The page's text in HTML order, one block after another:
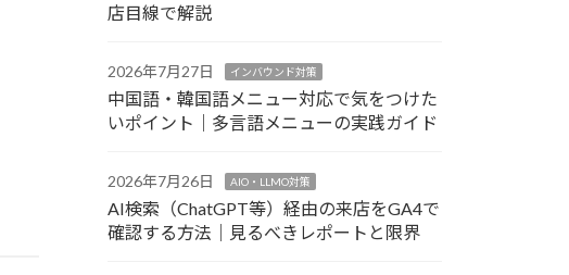
店目線で解説
2026年7月27日 インバウンド対策
中国語・韓国語メニュー対応で気をつけた
いポイント｜多言語メニューの実践ガイド
2026年7月26日 AIO・LLMO対策
AI検索（ChatGPT等）経由の来店をGA4で
確認する方法｜見るべきレポートと限界